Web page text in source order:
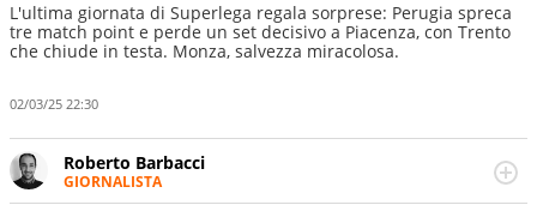
L'ultima giornata di Superlega regala sorprese: Perugia spreca
tre match point e perde un set decisivo a Piacenza, con Trento
che chiude in testa. Monza, salvezza miracolosa.
02/03/25 22:30
Roberto Barbacci
GIORNALISTA
Giornalista (pubblicista) sportivo a tutto campo, è il